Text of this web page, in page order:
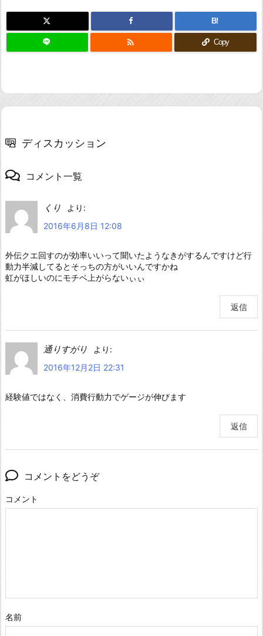
B!
 Copy
ディスカッション
コメント一覧
くり
より:
2016年6月8日 12:08
外伝クエ回すのが効率いいって聞いたようなきがするんですけど行
動力半減してるとそっちの方がいいんですかね
虹がほしいのにモチベ上がらないぃぃ
返信
通りすがり
より:
2016年12月2日 22:31
経験値ではなく、消費行動力でゲージが伸びます
返信
コメントをどうぞ
コメント
名前